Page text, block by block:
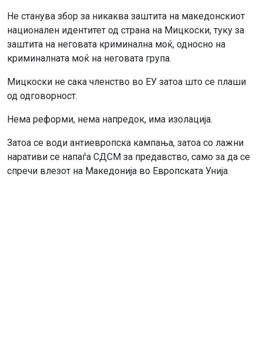
Не станува збор за никаква заштита на македонскиот
национален идентитет од страна на Мицкоски, туку за
заштита на неговата криминална моќ, односно на
криминалната моќ на неговата група.
Мицкоски не сака членство во ЕУ затоа што се плаши
од одговорност.
Нема реформи, нема напредок, има изолација.
Затоа се води антиевропска кампања, затоа со лажни
наративи се напаѓа СДСМ за предавство, само за да се
спречи влезот на Македонија во Европската Унија.